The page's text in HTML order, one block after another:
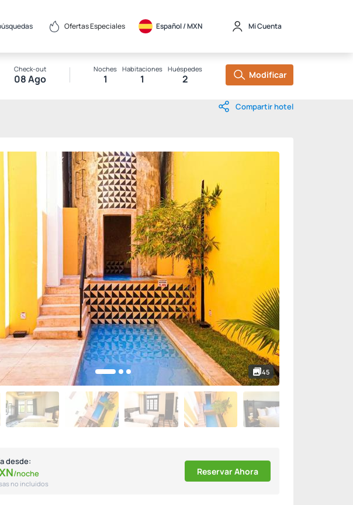
Ofertas Especiales Español / MXN Mi Cuenta
Check-out
08 Ago
Noches
1
Habitaciones
1
Huéspedes
2 Modificar
Compartir hotel
45
desde:
/noche
no incluidos
Reservar Ahora